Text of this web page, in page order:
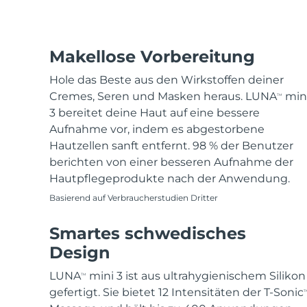
Makellose Vorbereitung
Hole das Beste aus den Wirkstoffen deiner
Cremes, Seren und Masken heraus. LUNATM
3 bereitet deine Haut auf eine bessere
Aufnahme vor, indem es abgestorbene
Hautzellen sanft entfernt. 98 % der Benutzer
berichten von einer besseren Aufnahme der
Hautpflegeprodukte nach der Anwendung.
Basierend auf Verbraucherstudien Dritter
Smartes schwedisches
Design
LUNATM
mini 3 ist aus ultrahygienischem Silikon
gefertigt. Sie bietet 12 Intensitäten der T-Sonic